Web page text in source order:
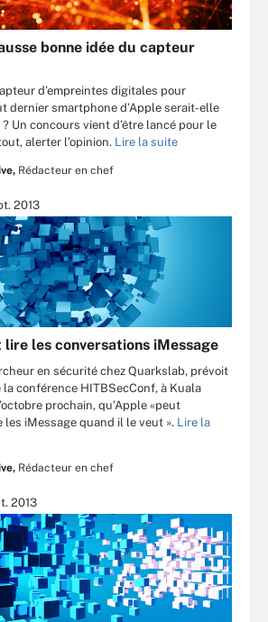
bonne idée du capteur
d’empreintes digitales pour
dernier smartphone d’Apple serait-elle
Un concours vient d’être lancé pour le
alerter l’opinion. Lire la suite
Rédacteur en chef
2013
les conversations iMessage
en sécurité chez Quarkslab, prévoit
conférence HITBSecConf, à Kuala
prochain, qu’Apple «peut
iMessage quand il le veut ». Lire la
Rédacteur en chef
2013